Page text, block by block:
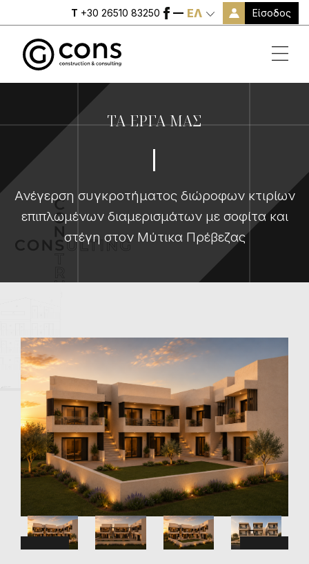
T +30 26510 83250 ΕΛ Είσοδος
ΤΑ ΕΡΓΑ ΜΑΣ
Ανέγερση συγκροτήματος διώροφων κτιρίων
επιπλωμένων διαμερισμάτων με σοφίτα και
στέγη στον Μύτικα Πρέβεζας